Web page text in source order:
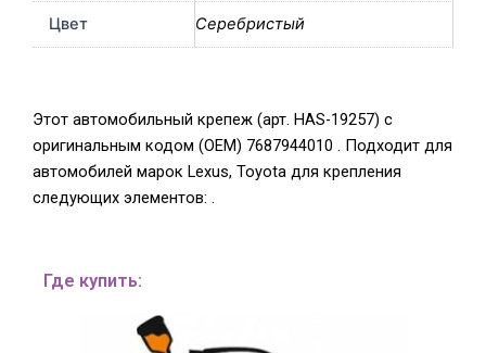
Цвет Серебристый
Этот автомобильный крепеж (арт. HAS-19257) с
оригинальным кодом (OEM) 7687944010 . Подходит для
автомобилей марок Lexus, Toyota для крепления
следующих элементов: .
Где купить: